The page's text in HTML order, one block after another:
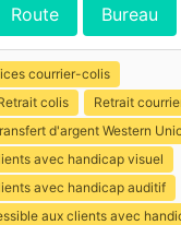
Route Bureau
courrier-colis
colis
Retrait
d'argent Western
avec handicap visuel
avec handicap auditif
aux clients avec